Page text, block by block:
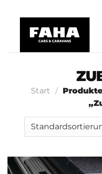
content
Start /